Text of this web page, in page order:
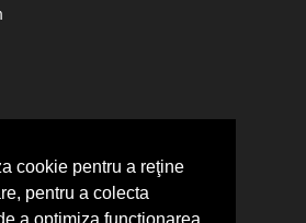
cookie pentru a reţine
pentru a colecta